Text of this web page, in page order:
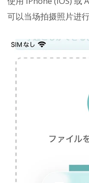
可以当场拍摄照片进行